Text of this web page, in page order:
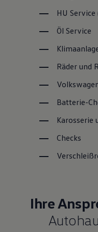
HU Service
Öl Service
Räder und
Batterie-
Karosserie
Checks
Ihre